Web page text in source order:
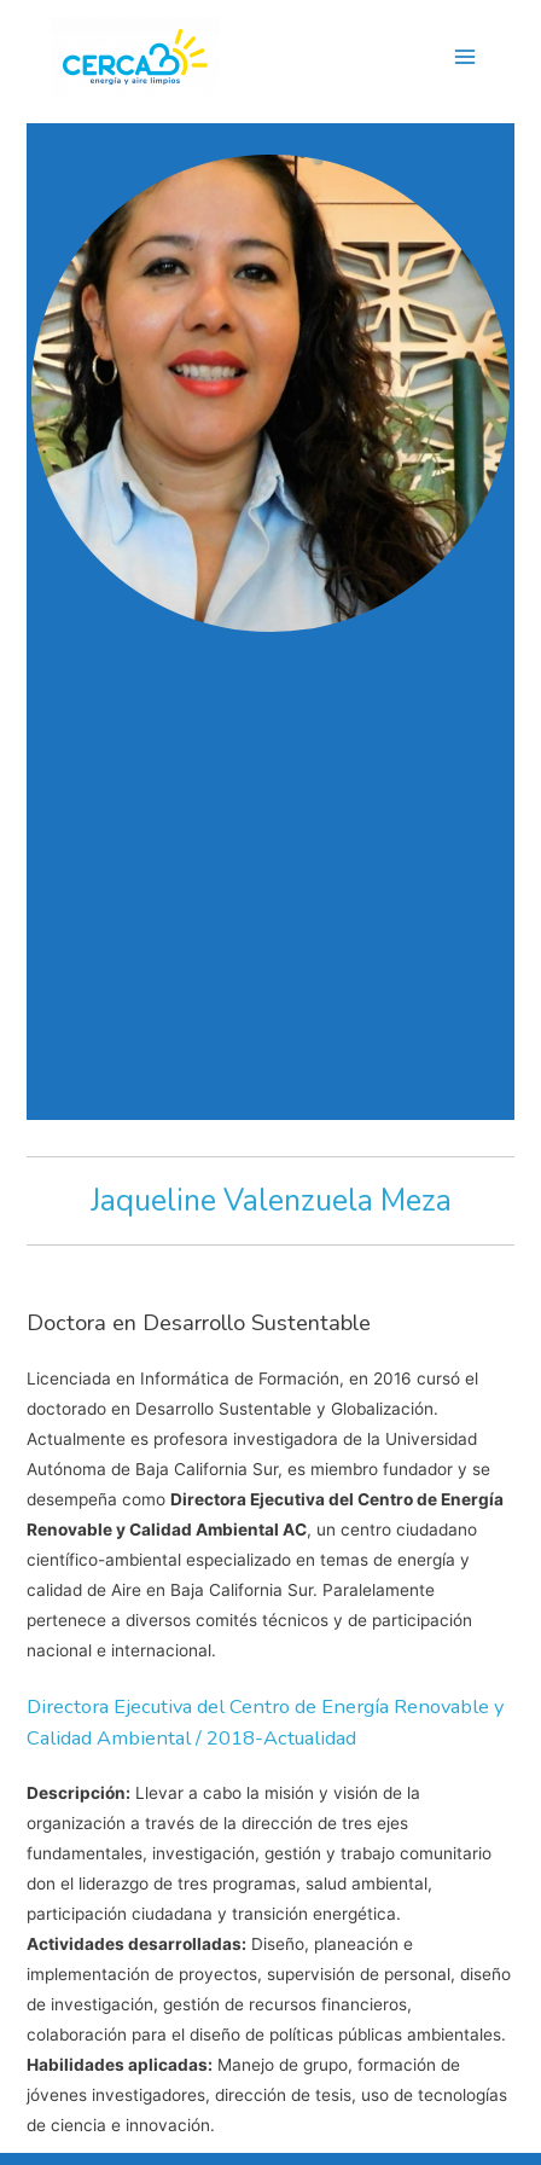
Menu
Jaqueline Valenzuela Meza
Doctora en Desarrollo Sustentable
Licenciada en Informática de Formación, en 2016 cursó el
doctorado en Desarrollo Sustentable y Globalización.
Actualmente es profesora investigadora de la Universidad
Autónoma de Baja California Sur, es miembro fundador y se
desempeña comoDirectora Ejecutiva del Centro de Energía
Renovable y Calidad Ambiental AC, un centro ciudadano
científico-ambiental especializado en temas de energía y
calidad de Aire en Baja California Sur. Paralelamente
pertenece a diversos comités técnicos y de participación
nacional e internacional.
Directora Ejecutiva del Centro de Energía Renovable y
Calidad Ambiental / 2018-Actualidad
Descripción: Llevar a cabo la misión y visión de la
organización a través de la dirección de tres ejes
fundamentales, investigación, gestión y trabajo comunitario
don el liderazgo de tres programas, salud ambiental,
participación ciudadana y transición energética.
Actividades desarrolladas: Diseño, planeación e
implementación de proyectos, supervisión de personal, diseño
de investigación, gestión de recursos financieros,
colaboración para el diseño de políticas públicas ambientales.
Habilidades aplicadas: Manejo de grupo, formación de
jóvenes investigadores, dirección de tesis, uso de tecnologías
de ciencia e innovación.